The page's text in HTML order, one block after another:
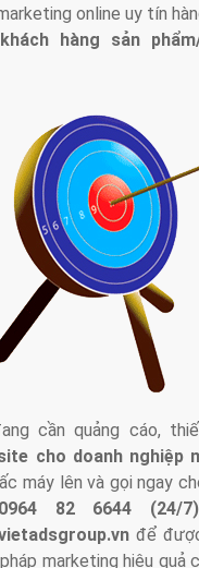
online uy tín
hàng sản
cần quảng cáo,
cho doanh nghiệp
máy lên và gọi ngay
82 6644 (24/
để
marketing hiệu quả